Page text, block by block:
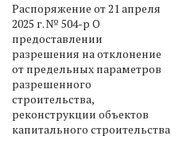
Распоряжение от 21 апреля
2025 г. № 504-р О
предоставлении
разрешения на отклонение
от предельных параметров
разрешенного
строительства,
реконструкции объектов
капитального строительства